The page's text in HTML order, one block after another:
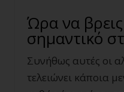
Ώρα να βρεις
σημαντικό
Συνήθως αυτές οι
τελειώνει κάποια